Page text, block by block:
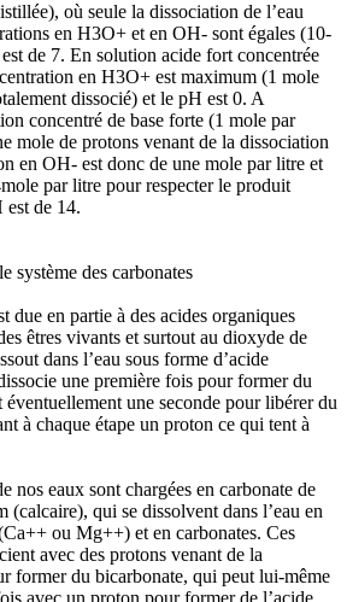
où seule la dissociation de l’eau
en H3O+ et en OH- sont égales (10-
de 7. En solution acide fort concentrée
en H3O+ est maximum (1 mole
dissocié) et le pH est 0. A
concentré de base forte (1 mole par
mole de protons venant de la dissociation
en OH- est donc de une mole par litre et
par litre pour respecter le produit
est de 14.
système des carbonates
due en partie à des acides organiques
êtres vivants et surtout au dioxyde de
dans l’eau sous forme d’acide
une première fois pour former du
une seconde pour libérer du
à chaque étape un proton ce qui tent à
nos eaux sont chargées en carbonate de
(calcaire), qui se dissolvent dans l’eau en
ou Mg++) et en carbonates. Ces
avec des protons venant de la
former du bicarbonate, qui peut lui-même
avec un proton pour former de l’acide